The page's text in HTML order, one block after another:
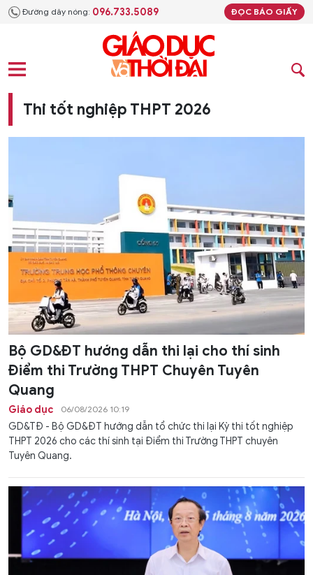
Đường dây nóng: 096.733.5089 ĐỌC BÁO GIẤY
Thi tốt nghiệp THPT 2026
Bộ GD&ĐT hướng dẫn thi lại cho thí sinh
Điểm thi Trường THPT Chuyên Tuyên
Quang
Giáo dục 06/08/2026 10:19
GD&TĐ - Bộ GD&ĐT hướng dẫn tổ chức thi lại Kỳ thi tốt nghiệp
THPT 2026 cho các thí sinh tại Điểm thi Trường THPT chuyên
Tuyên Quang.